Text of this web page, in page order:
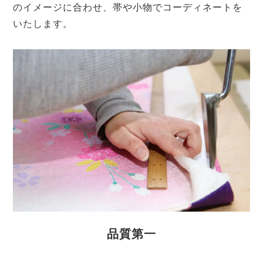
のイメージに合わせ、帯や小物でコーディネートを
いたします。
品質第一